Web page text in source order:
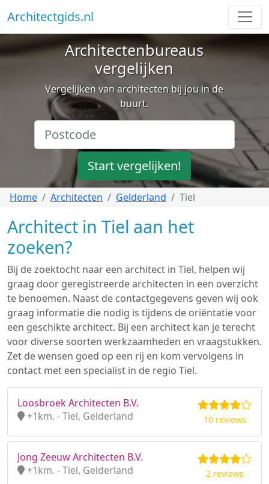
Architectgids.nl
Architectenbureaus
vergelijken
Vergelijken van architecten bij jou in de
buurt.
Start vergelijken!
Home Architecten Gelderland Tiel
Architect in Tiel aan het
zoeken?
Bij de zoektocht naar een architect in Tiel, helpen wij
graag door geregistreerde architecten in een overzicht
te benoemen. Naast de contactgegevens geven wij ook
graag informatie die nodig is tijdens de oriëntatie voor
een geschikte architect. Bij een architect kan je terecht
voor diverse soorten werkzaamheden en vraagstukken.
Zet de wensen goed op een rij en kom vervolgens in
contact met een specialist in de regio Tiel.
Loosbroek Architecten B.V.
+1km. - Tiel, Gelderland
10 reviews
Jong Zeeuw Architecten B.V.
+1km. - Tiel, Gelderland
2 reviews